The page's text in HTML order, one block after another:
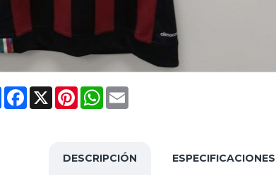
ShareFacebook
X PinterestWhatsApp
Email
DESCRIPCIÓN ESPECIFICACIONES